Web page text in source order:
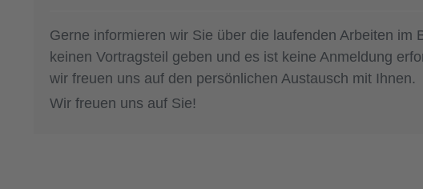
Gerne informieren wir Sie über die laufenden Arbeiten
keinen Vortragsteil geben und es ist keine Anmeldung
wir freuen uns auf den persönlichen Austausch mit Ihnen.
Wir freuen uns auf Sie!